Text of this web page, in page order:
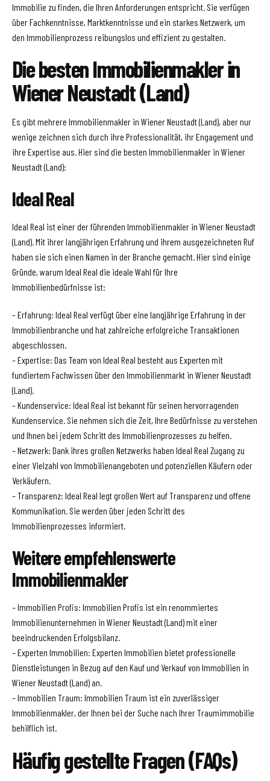
Immobilie zu finden, die Ihren Anforderungen entspricht. Sie verfügen
über Fachkenntnisse, Marktkenntnisse und ein starkes Netzwerk, um
den Immobilienprozess reibungslos und effizient zu gestalten.
Die besten Immobilienmakler in
Wiener Neustadt (Land)
Es gibt mehrere Immobilienmakler in Wiener Neustadt (Land), aber nur
wenige zeichnen sich durch ihre Professionalität, ihr Engagement und
ihre Expertise aus. Hier sind die besten Immobilienmakler in Wiener
Neustadt (Land):
Ideal Real
Ideal Real ist einer der führenden Immobilienmakler in Wiener Neustadt
(Land). Mit ihrer langjährigen Erfahrung und ihrem ausgezeichneten Ruf
haben sie sich einen Namen in der Branche gemacht. Hier sind einige
Gründe, warum Ideal Real die ideale Wahl für Ihre
Immobilienbedürfnisse ist:
– Erfahrung: Ideal Real verfügt über eine langjährige Erfahrung in der
Immobilienbranche und hat zahlreiche erfolgreiche Transaktionen
abgeschlossen.
– Expertise: Das Team von Ideal Real besteht aus Experten mit
fundiertem Fachwissen über den Immobilienmarkt in Wiener Neustadt
(Land).
– Kundenservice: Ideal Real ist bekannt für seinen hervorragenden
Kundenservice. Sie nehmen sich die Zeit, Ihre Bedürfnisse zu verstehen
und Ihnen bei jedem Schritt des Immobilienprozesses zu helfen.
– Netzwerk: Dank ihres großen Netzwerks haben Ideal Real Zugang zu
einer Vielzahl von Immobilienangeboten und potenziellen Käufern oder
Verkäufern.
– Transparenz: Ideal Real legt großen Wert auf Transparenz und offene
Kommunikation. Sie werden über jeden Schritt des
Immobilienprozesses informiert.
Weitere empfehlenswerte
Immobilienmakler
– Immobilien Profis: Immobilien Profis ist ein renommiertes
Immobilienunternehmen in Wiener Neustadt (Land) mit einer
beeindruckenden Erfolgsbilanz.
– Experten Immobilien: Experten Immobilien bietet professionelle
Dienstleistungen in Bezug auf den Kauf und Verkauf von Immobilien in
Wiener Neustadt (Land) an.
– Immobilien Traum: Immobilien Traum ist ein zuverlässiger
Immobilienmakler, der Ihnen bei der Suche nach Ihrer Traumimmobilie
behilflich ist.
Häufig gestellte Fragen (FAQs)